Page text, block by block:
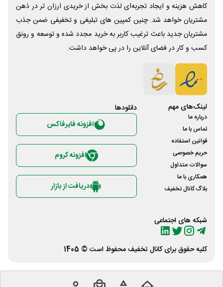
کاهش هزینه و ایجاد تجربه‌ای لذت بخش از خریدی ارزان تر در ذهن
مشتریان خواهد شد. چنین کمپین های تبلیغی و تخفیفی ضمن جذب
مشتریان جدید باعث ترغیب کاربر به خرید مجدد شده و توسعه و رونق
کسب و کار در فضای آنلاین را در پی خواهد داشت.
لینک‌های مهم
درباره ما
تماس با ما
قوانین استفاده
حریم خصوصی
سوالات متداول
همکاری با ما
بلاگ کانال تخفیف
شبکه های اجتماعی
دانلود‌ها
افزونه فایرفاکس
افزونه کروم
دریافت از بازار
کلیه حقوق برای کانال تخفیفمحفوظ است © 1405